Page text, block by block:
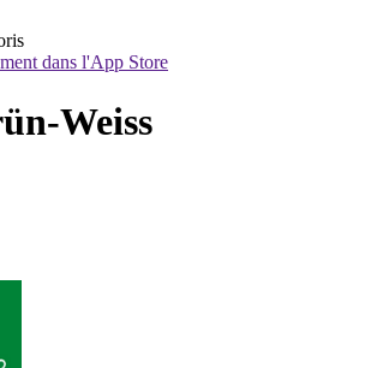
dans l'App Store
Weiss